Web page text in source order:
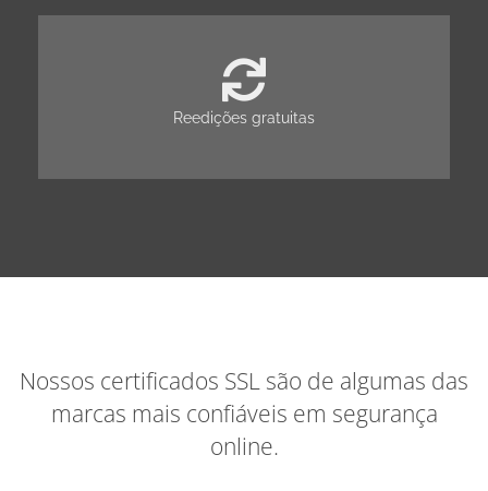
Reedições gratuitas
Nossos certificados SSL são de algumas das
marcas mais confiáveis em segurança
online.